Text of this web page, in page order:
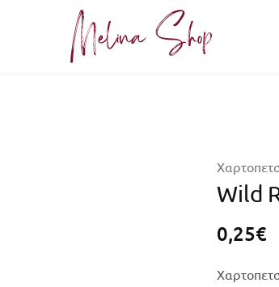
Melina
Shop
Wild
0,25€